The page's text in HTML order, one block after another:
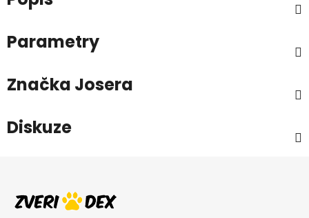
Parametry
Značka Josera
Diskuze